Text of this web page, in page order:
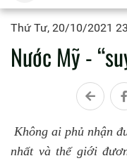
Thứ Tư, 20/10/2021
Nước Mỹ -
Không ai phủ nhận
nhất và thế giới